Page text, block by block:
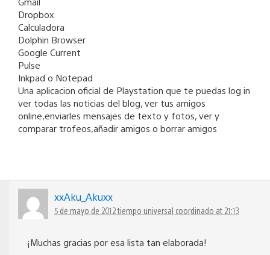
Dropbox
Calculadora
Dolphin Browser
Google Current
Pulse
Inkpad o Notepad
Una aplicacion oficial de Playstation que te puedas log in
ver todas las noticias del blog, ver tus amigos
online,enviarles mensajes de texto y fotos, ver y
comparar trofeos,añadir amigos o borrar amigos
xxAku_Akuxx
5 de mayo de 2012 tiempo universal coordinado at 21:13
¡Muchas gracias por esa lista tan elaborada!